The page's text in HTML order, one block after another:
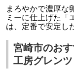
まろやかで濃厚な
ミーに仕上げた「
は、定番で安定し
宮崎市のお
工房グレン